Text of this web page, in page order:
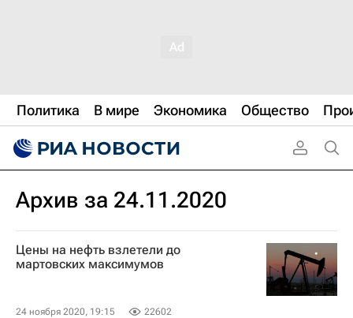
Политика В мире Экономика Общество
Архив за 24.11.2020
Цены на нефть взлетели до
мартовских максимумов
24 ноября 2020, 19:15 22602